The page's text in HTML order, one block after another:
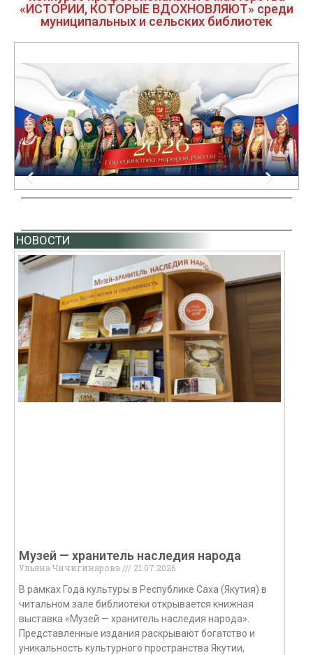
«ИСТОРИИ, КОТОРЫЕ ВДОХНОВЛЯЮТ» среди
муниципальных и сельских библиотек
НОВОСТИ
Музей — хранитель наследия народа
Ульяна Чичигинарова
21.07.2026
В рамках Года культуры в Республике Саха (Якутия) в
читальном зале библиотеки открывается книжная
выставка «Музей — хранитель наследия народа».
Представленные издания раскрывают богатство и
уникальность культурного пространства Якутии,